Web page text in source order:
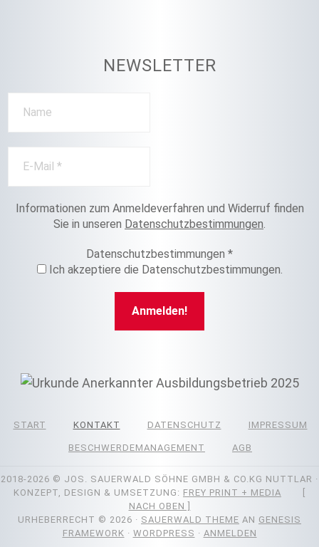
NEWSLETTER
Informationen zum Anmeldeverfahren und Widerruf finden
Sie in unseren Datenschutzbestimmungen.
Datenschutzbestimmungen *
Ich akzeptiere die Datenschutzbestimmungen.
START KONTAKT DATENSCHUTZ IMPRESSUM
BESCHWERDEMANAGEMENT AGB
2018-2026 © JOS. SAUERWALD SÖHNE GMBH & CO.KG NUTTLAR ·
KONZEPT, DESIGN & UMSETZUNG: FREY PRINT + MEDIA
NACH OBEN ]
URHEBERRECHT © 2026 · SAUERWALD THEME AN GENESIS
FRAMEWORK · WORDPRESS · ANMELDEN